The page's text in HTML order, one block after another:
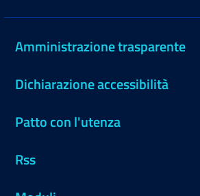
Amministrazione trasparente
Dichiarazione accessibilità
Patto con l'utenza
Rss